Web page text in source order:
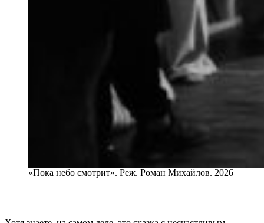
«Пока небо смотрит». Реж. Роман Михайлов. 2026